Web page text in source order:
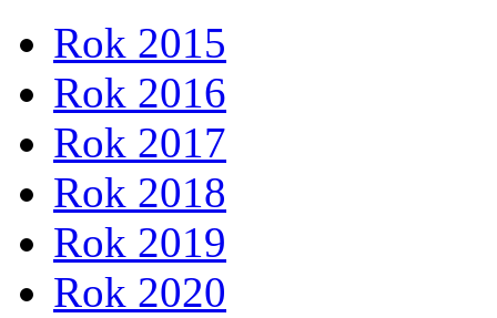
Rok 2015
Rok 2016
Rok 2017
Rok 2018
Rok 2019
Rok 2020